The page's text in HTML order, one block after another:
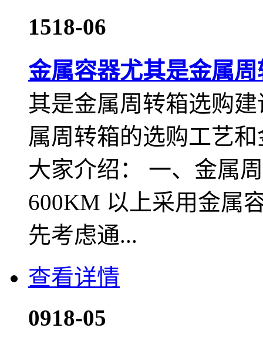
1518-06
金属容器尤其是金属
其是金属周转箱选购
属周转箱的选购工艺
大家介绍： 一、金属
600KM 以上采用金属
先考虑通...
查看详情
0918-05